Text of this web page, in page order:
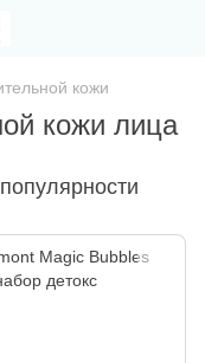
кожи
кожи лица